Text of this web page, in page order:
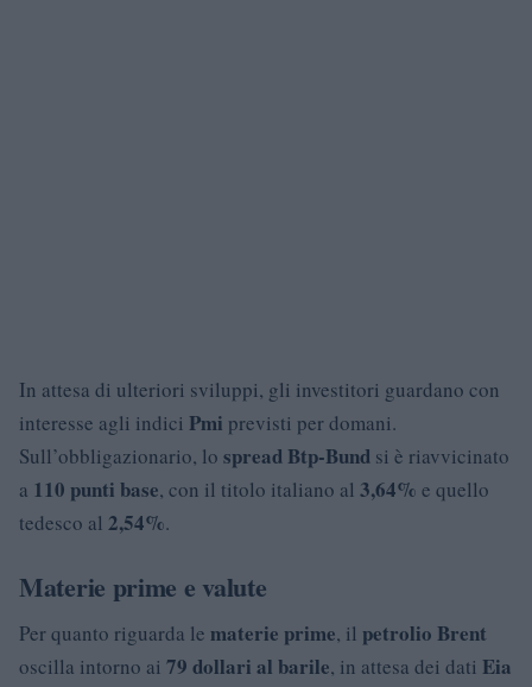
In attesa di ulteriori sviluppi, gli investitori guardano con
interesse agli indici Pmi previsti per domani.
Sull’obbligazionario, lo spread Btp-Bund si è riavvicinato
a 110 punti base, con il titolo italiano al 3,64% e quello
tedesco al 2,54%.
Materie prime e valute
Per quanto riguarda le materie prime, il petrolio Brent
oscilla intorno ai 79 dollari al barile, in attesa dei dati Eia